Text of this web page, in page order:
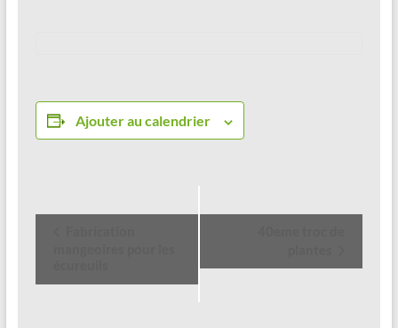
Ajouter au calendrier
v